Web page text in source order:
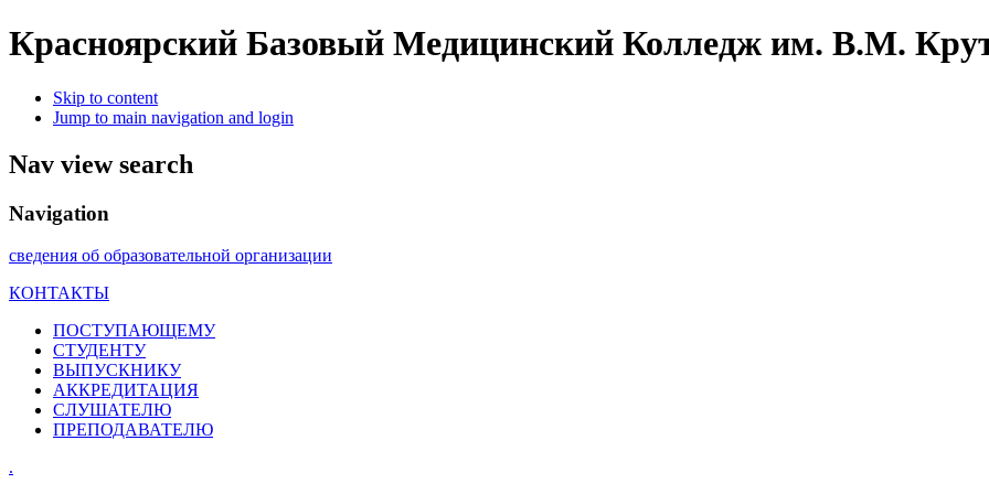
Красноярский Базовый Медицинский Колледж им. В.М.
Skip to content
Jump to main navigation and login
Nav view search
Navigation
сведения об образовательной организации
КОНТАКТЫ
ПОСТУПАЮЩЕМУ
СТУДЕНТУ
ВЫПУСКНИКУ
АККРЕДИТАЦИЯ
СЛУШАТЕЛЮ
ПРЕПОДАВАТЕЛЮ
.